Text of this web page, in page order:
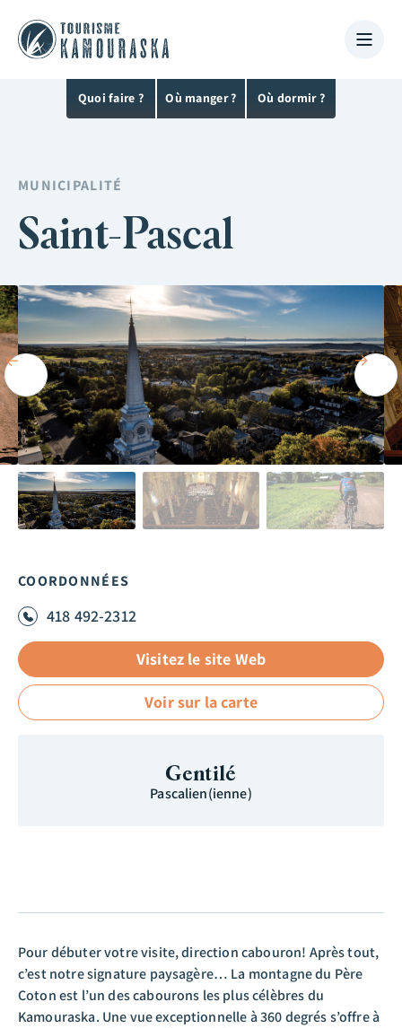
Quoi faire ? Où manger ? Où dormir ?
MUNICIPALITÉ
Saint-Pascal
COORDONNÉES
418 492-2312
Visitez le site Web
Voir sur la carte
Gentilé
Pascalien(ienne)
Pour débuter votre visite, direction cabouron! Après tout,
c’est notre signature paysagère… La montagne du Père
Coton est l’un des cabourons les plus célèbres du
Kamouraska. Une vue exceptionnelle à 360 degrés s’offre à